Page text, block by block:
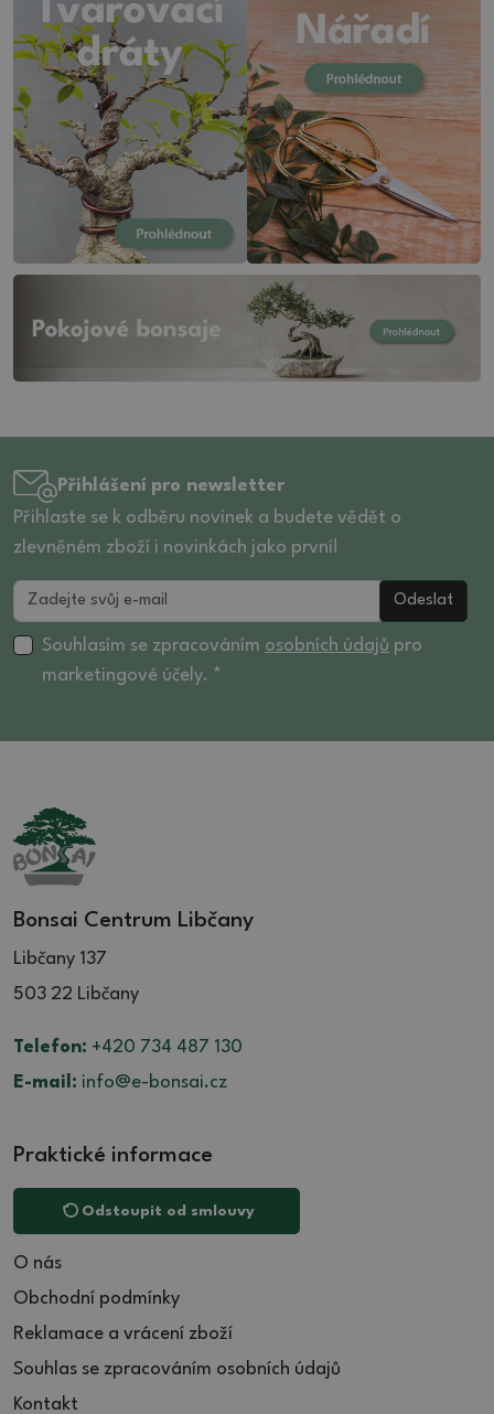
Přihlášení pro newsletter
Přihlaste se k odběru novinek a budete vědět o
zlevněném zboží i novinkách jako první!
Odeslat
Souhlasím se zpracováním osobních údajů pro
marketingové účely. *
Bonsai Centrum Libčany
Libčany 137
503 22 Libčany
Telefon: +420 734 487 130
E-mail: info@e-bonsai.cz
Praktické informace
Odstoupit od smlouvy
O nás
Obchodní podmínky
Reklamace a vrácení zboží
Souhlas se zpracováním osobních údajů
Kontakt